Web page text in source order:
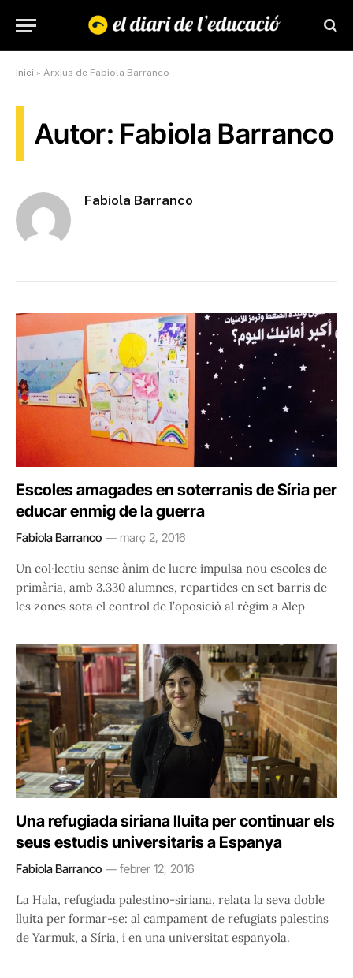
Inici » Arxius de Fabiola Barranco
Autor: Fabiola Barranco
Fabiola Barranco
Escoles amagades en soterranis de Síria per
educar enmig de la guerra
Fabiola Barranco març 2, 2016
Un col·lectiu sense ànim de lucre impulsa nou escoles de
primària, amb 3.330 alumnes, repartides en set barris de
les zones sota el control de l’oposició al règim a Alep
Una refugiada siriana lluita per continuar els
seus estudis universitaris a Espanya
Fabiola Barranco febrer 12, 2016
La Hala, refugiada palestino-siriana, relata la seva doble
lluita per formar-se: al campament de refugiats palestins
de Yarmuk, a Síria, i en una universitat espanyola.